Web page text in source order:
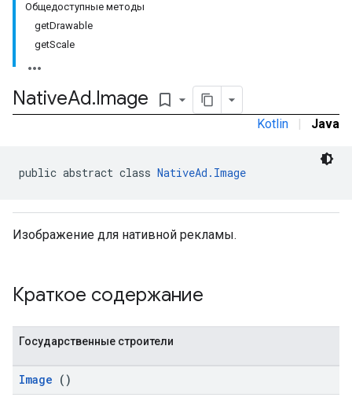
Общедоступные методы
getDrawable
getScale
NativeAd.Image bookmark_border
Kotlin | Java
public abstract class NativeAd.Image
Изображение для нативной рекламы.
Краткое содержание
Государственные строители
Image ()